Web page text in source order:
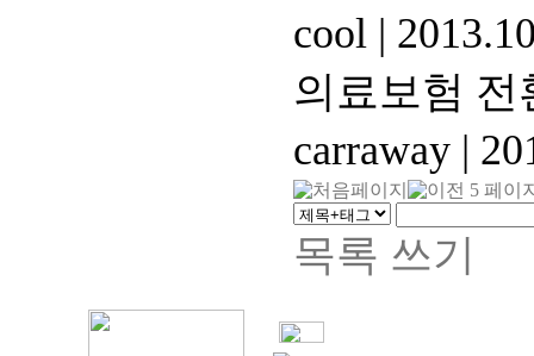
cool |
의료보험 전
carraway |
목록 쓰기